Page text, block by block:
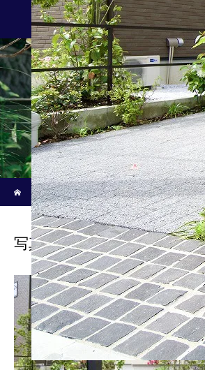
新着記事
ホーム
ブログ
写真 2024-04-16 午後2 57 27
写真 2024-04-16 午後2 57 27